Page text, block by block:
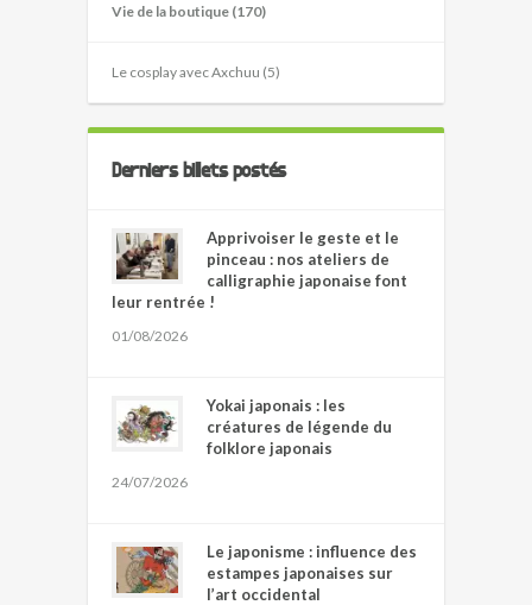
Vie de la boutique (170)
Le cosplay avec Axchuu (5)
Derniers billets postés
Apprivoiser le geste et le
pinceau : nos ateliers de
calligraphie japonaise font
leur rentrée !
01/08/2026
Yokai japonais : les
créatures de légende du
folklore japonais
24/07/2026
Le japonisme : influence des
estampes japonaises sur
l’art occidental